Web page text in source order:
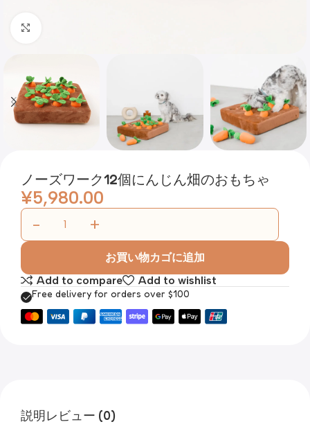
ノーズワーク12個にんじん畑のおもちゃ
¥5,980.00
お買い物カゴに追加
Add to compare
Add to wishlist
Free delivery for orders over $100
説明レビュー (0)